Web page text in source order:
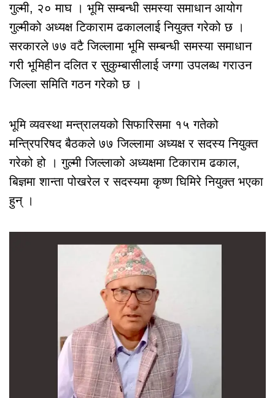
गुल्मी, २० माघ । भूमि सम्बन्धी समस्या समाधान आयोग
गुल्मीको अध्यक्ष टिकाराम ढकाललाई नियुक्त गरेको छ ।
सरकारले ७७ वटै जिल्लामा भूमि सम्बन्धी समस्या समाधान
गरी भूमिहीन दलित र सुकुम्बासीलाई जग्गा उपलब्ध गराउन
जिल्ला समिति गठन गरेको छ ।
भूमि व्यवस्था मन्त्रालयको सिफारिसमा १५ गतेको
मन्त्रिपरिषद बैठकले ७७ जिल्लामा अध्यक्ष र सदस्य नियुक्त
गरेको हो । गुल्मी जिल्लाको अध्यक्षमा टिकाराम ढकाल,
बिज्ञमा शान्ता पोखरेल र सदस्यमा कृष्ण घिमिरे नियुक्त भएका
हुन् ।